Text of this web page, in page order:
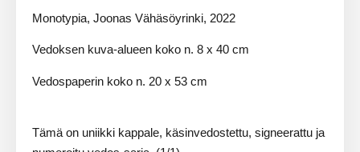
Monotypia, Joonas Vähäsöyrinki, 2022
Vedoksen kuva-alueen koko n. 8 x 40 cm
Vedospaperin koko n. 20 x 53 cm
Tämä on uniikki kappale, käsinvedostettu, signeerattu ja